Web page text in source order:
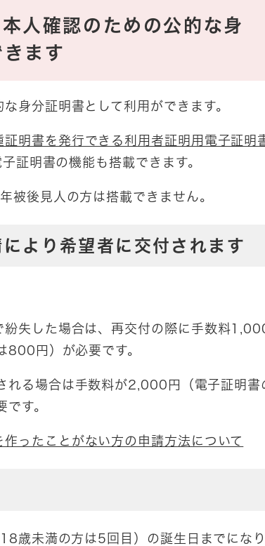
人確認のための公的な身
ます
身分証明書として利用ができます。
証明書を発行できる利用者証明用電子証明
証明書の機能も搭載できます。
被後見人の方は搭載できません。
より希望者に交付されます
紛失した場合は、再交付の際に手数料
800円）が必要です。
れる場合は手数料が2,000円（電子証明書
す。
作ったことがない方の申請方法について
歳未満の方は5回目）の誕生日までになり